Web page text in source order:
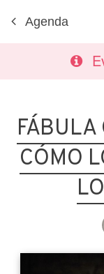
Agenda
FÁBULA
CÓMO